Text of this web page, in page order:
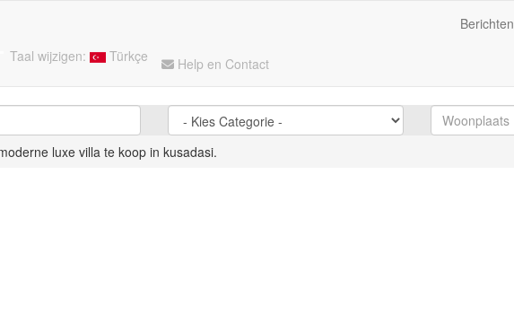
Taal wijzigen: Türkçe Help en Contact
Berichten
luxe villa te koop in kusadasi.